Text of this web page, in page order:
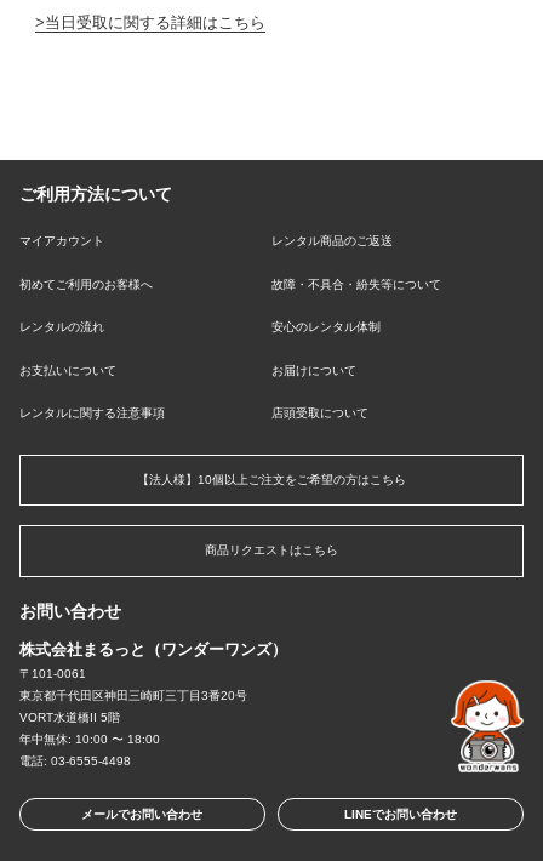
当日受取に関する詳細はこちら
ご利用方法について
マイアカウント レンタル商品のご返送
初めてご利用のお客様へ 故障・不具合・紛失等について
レンタルの流れ 安心のレンタル体制
お支払いについて お届けについて
レンタルに関する注意事項 店頭受取について
【法人様】10個以上ご注文をご希望の方はこちら
商品リクエストはこちら
お問い合わせ
株式会社まるっと（ワンダーワンズ）
〒101-0061
東京都千代田区神田三崎町三丁目3番20号
VORT水道橋II 5階
年中無休: 10:00 〜 18:00
電話: 03-6555-4498
メールでお問い合わせ LINEでお問い合わせ